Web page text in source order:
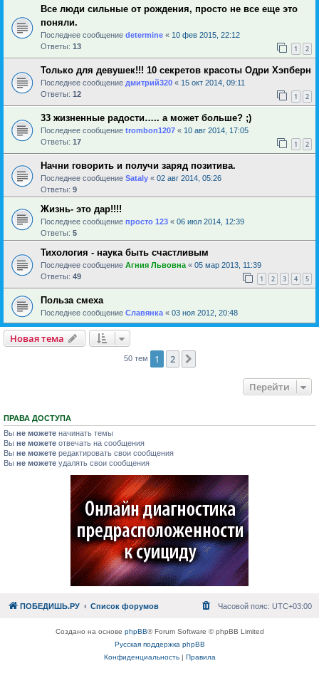
Все люди сильные от рождения, просто не все еще это
поняли.
Последнее сообщение determine « 10 фев 2015, 22:12
Ответы: 13 1 2
Только для девушек!!! 10 секретов красоты Одри Хэпберн
Последнее сообщение дмитрий320 « 15 окт 2014, 09:11
Ответы: 12 1 2
33 жизненные радости….. а может больше? ;)
Последнее сообщение trombon1207 « 10 авг 2014, 17:05
Ответы: 17 1 2
Начни говорить и получи заряд позитива.
Последнее сообщение Sataly « 02 авг 2014, 05:26
Ответы: 9
Жизнь- это дар!!!!
Последнее сообщение просто 123 « 06 июл 2014, 12:39
Ответы: 5
Тихология - наука быть счастливым
Последнее сообщение Агния Львовна « 05 мар 2013, 11:39
Ответы: 49 1 2 3 4 5
Польза смеха
Последнее сообщение Славянка « 03 ноя 2012, 20:48
Новая тема
50 тем 1 2
Перейти
ПРАВА ДОСТУПА
Вы не можете начинать темы
Вы не можете отвечать на сообщения
Вы не можете редактировать свои сообщения
Вы не можете удалять свои сообщения
ПОБЕДИШЬ.РУ Список форумов Часовой пояс: UTC+03:00
Создано на основе phpBB® Forum Software © phpBB Limited
Русская поддержка phpBB
Конфиденциальность| Правила